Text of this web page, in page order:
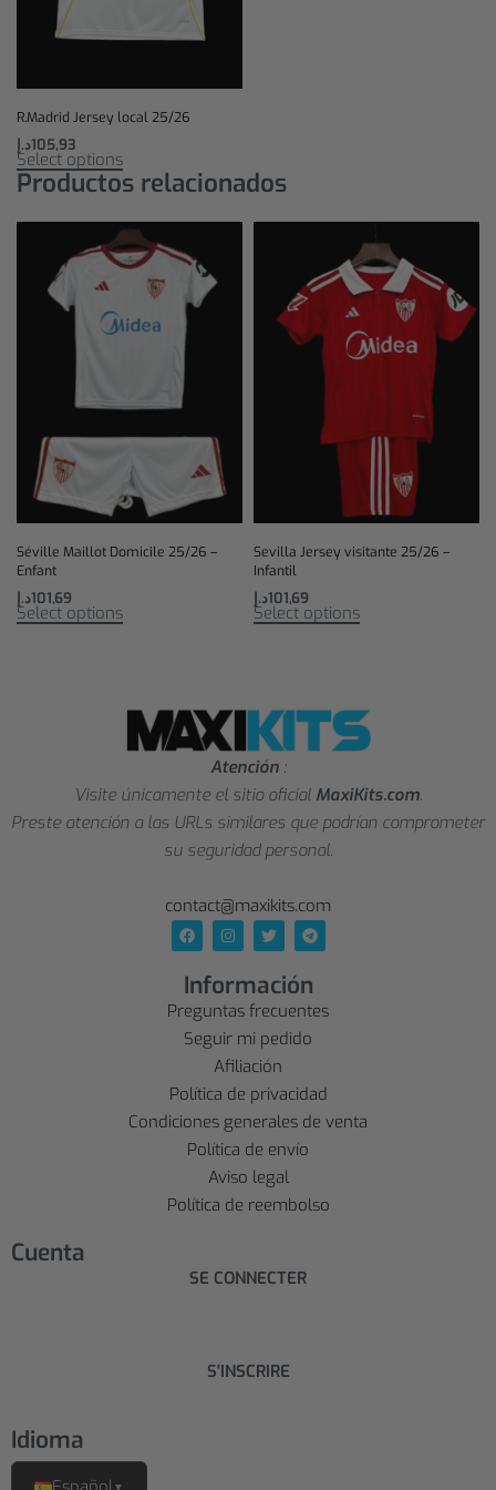
R.Madrid Jersey local 25/26
105,93د.إ
Select options
Productos relacionados
Séville Maillot Domicile 25/26 –
Enfant
101,69د.إ
Select options
Sevilla Jersey visitante 25/26 –
Infantil
101,69د.إ
Select options
Atención :
Visite únicamente el sitio oficial MaxiKits.com.
Preste atención a las URLs similares que podrían comprometer
su seguridad personal.
contact@maxikits.com
Información
Preguntas frecuentes
Seguir mi pedido
Afiliación
Política de privacidad
Condiciones generales de venta
Política de envío
Aviso legal
Política de reembolso
Cuenta
SE CONNECTER
S'INSCRIRE
Idioma